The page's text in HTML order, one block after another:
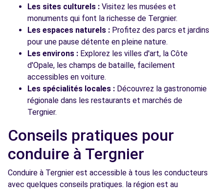
Les sites culturels : Visitez les musées et
monuments qui font la richesse de Tergnier.
Les espaces naturels : Profitez des parcs et jardins
pour une pause détente en pleine nature.
Les environs : Explorez les villes d'art, la Côte
d'Opale, les champs de bataille, facilement
accessibles en voiture.
Les spécialités locales : Découvrez la gastronomie
régionale dans les restaurants et marchés de
Tergnier.
Conseils pratiques pour
conduire à Tergnier
Conduire à Tergnier est accessible à tous les conducteurs
avec quelques conseils pratiques. la région est au